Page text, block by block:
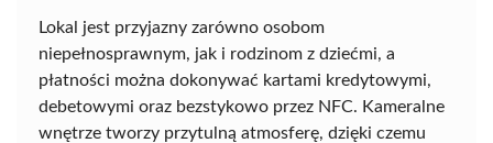
Lokal jest przyjazny zarówno osobom
niepełnosprawnym, jak i rodzinom z dziećmi, a
płatności można dokonywać kartami kredytowymi,
debetowymi oraz bezstykowo przez NFC. Kameralne
wnętrze tworzy przytulną atmosferę, dzięki czemu